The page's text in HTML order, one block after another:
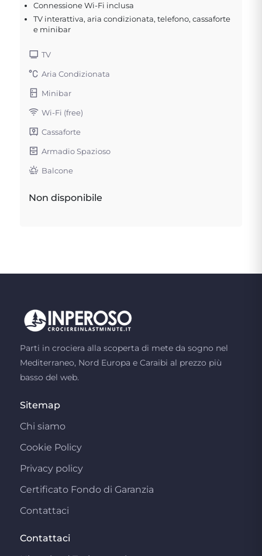
Connessione Wi-Fi inclusa
TV interattiva, aria condizionata, telefono, cassaforte
e minibar
TV
Aria Condizionata
Minibar
Wi-Fi (free)
Cassaforte
Armadio Spazioso
Balcone
Non disponibile
Parti in crociera alla scoperta di mete da sogno nel
Mediterraneo, Nord Europa e Caraibi al prezzo più
basso del web.
Sitemap
Chi siamo
Cookie Policy
Privacy policy
Certificato Fondo di Garanzia
Contattaci
Contattaci